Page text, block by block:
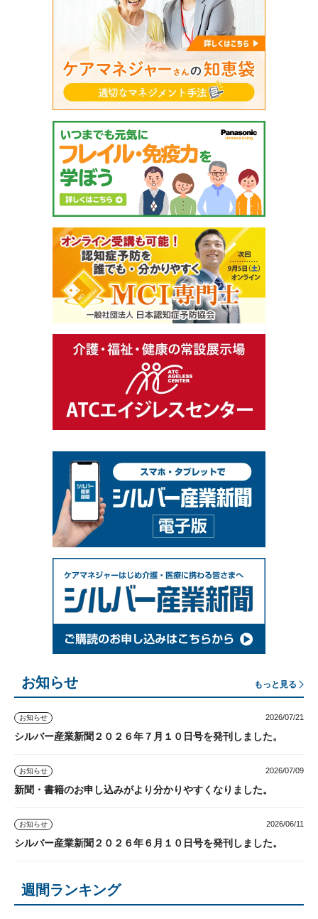
お知らせ もっと見る
お知らせ 2026/07/21
シルバー産業新聞２０２６年７月１０日号を発刊しました。
お知らせ 2026/07/09
新聞・書籍のお申し込みがより分かりやすくなりました。
お知らせ 2026/06/11
シルバー産業新聞２０２６年６月１０日号を発刊しました。
週間ランキング